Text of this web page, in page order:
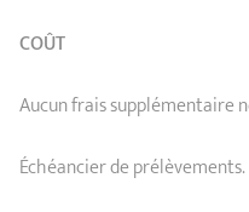
COÛT
Aucun frais supplémentaire
Échéancier de prélèvements.